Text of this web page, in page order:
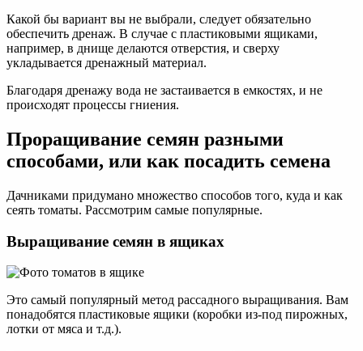
Какой бы вариант вы не выбрали, следует обязательно
обеспечить дренаж. В случае с пластиковыми ящиками,
например, в днище делаются отверстия, и сверху
укладывается дренажный материал.
Благодаря дренажу вода не застаивается в емкостях, и не
происходят процессы гниения.
Проращивание семян разными
способами, или как посадить семена
Дачниками придумано множество способов того, куда и как
сеять томаты. Рассмотрим самые популярные.
Выращивание семян в ящиках
Это самый популярный метод рассадного выращивания. Вам
понадобятся пластиковые ящики (коробки из-под пирожных,
лотки от мяса и т.д.).